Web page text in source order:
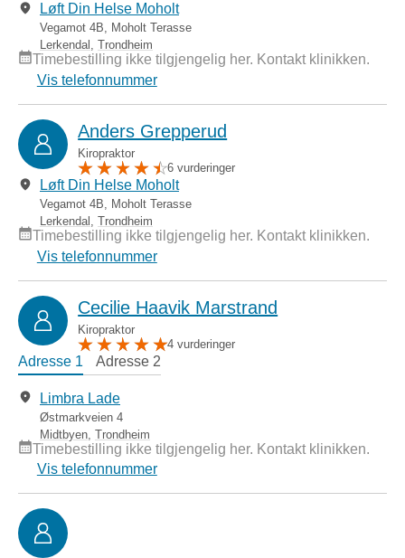
Løft Din Helse Moholt
Vegamot 4B, Moholt Terasse
Lerkendal , Trondheim
Timebestilling ikke tilgjengelig her. Kontakt klinikken.
Vis telefonnummer
Anders Grepperud
Kiropraktor
6 vurderinger
Løft Din Helse Moholt
Vegamot 4B, Moholt Terasse
Lerkendal , Trondheim
Timebestilling ikke tilgjengelig her. Kontakt klinikken.
Vis telefonnummer
Cecilie Haavik Marstrand
Kiropraktor
4 vurderinger
Adresse 1 Adresse 2
Limbra Lade
Østmarkveien 4
Midtbyen Trondheim
Timebestilling ikke tilgjengelig her. Kontakt klinikken.
Vis telefonnummer